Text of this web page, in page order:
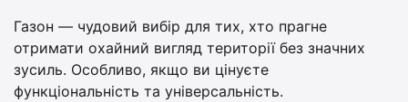
Газон — чудовий вибір для тих, хто прагне
отримати охайний вигляд території без значних
зусиль. Особливо, якщо ви цінуєте
функціональність та універсальність.